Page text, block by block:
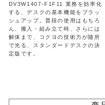
DV3W1407-F1F11 業務を効率化
する、デスクの基本機能をブラッ
シュアップ。普段の使用はもちろ
ん、搬入・組み立て時、さらには
解体まで、コクヨの技術力が随所
で光る、スタンダードデスクの決
定版です。